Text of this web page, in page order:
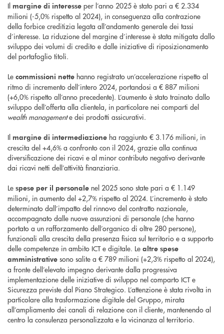
Il margine di interesse per l’anno 2025 è stato pari a € 2.334
milioni (-5,0% rispetto al 2024), in conseguenza alla contrazione
della forbice creditizia legata all’andamento generale dei tassi
d’interesse. La riduzione del margine d’interesse è stata mitigata dallo
sviluppo dei volumi di credito e dalle iniziative di riposizionamento
del portafoglio titoli.
Le commissioni nette hanno registrato un’accelerazione rispetto al
ritmo di incremento dell’intero 2024, portandosi a € 887 milioni
(+6,0% rispetto all’anno precedente). L’aumento è stato trainato dallo
sviluppo dell’offerta alla clientela, in particolare nei comparti del
wealth managemente dei prodotti assicurativi.
Il margine di intermediazione ha raggiunto € 3.176 milioni, in
crescita del +4,6% a confronto con il 2024, grazie alla continua
diversificazione dei ricavi e al minor contributo negativo derivante
dai ricavi netti dell’attività finanziaria.
Le spese per il personale nel 2025 sono state pari a € 1.149
milioni, in aumento del +2,7% rispetto al 2024. L’incremento è stato
determinato dall’impatto del rinnovo del contratto nazionale,
accompagnato dalle nuove assunzioni di personale (che hanno
portato a un rafforzamento dell’organico di oltre 280 persone),
funzionali alla crescita della presenza fisica sul territorio e a supporto
delle competenze in ambito ICT e digitale. Le altre spese
amministrative sono salite a € 789 milioni (+2,3% rispetto al 2024),
a fronte dell’elevato impegno derivante dalla progressiva
implementazione delle iniziative di sviluppo nel comparto ICT e
Sicurezza previste dal Piano Strategico. L’attenzione è stata rivolta in
particolare alla trasformazione digitale del Gruppo, mirata
all’ampliamento dei canali di relazione con il cliente, mantenendo al
centro la consulenza personalizzata e la vicinanza al territorio.